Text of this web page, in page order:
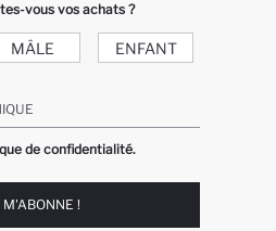
vous vos achats ?
MÂLE ENFANT
de confidentialité.
M'ABONNE !